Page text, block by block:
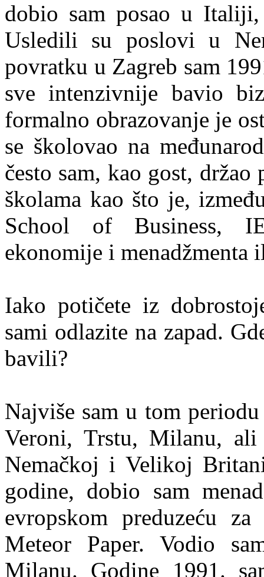
dobio sam posao u
Usledili su poslovi u
povratku u Zagreb sam
sve intenzivnije bavio
formalno obrazovanje je
se školovao na
često sam, kao gost,
školama kao što je,
School of Business,
ekonomije i
Iako potičete iz
sami odlazite na zapad.
bavili?
Najviše sam u tom
Veroni, Trstu, Milanu,
Nemačkoj i Velikoj
godine, dobio sam
evropskom preduzeću
Meteor Paper. Vodio
Milanu. Godine 1991.